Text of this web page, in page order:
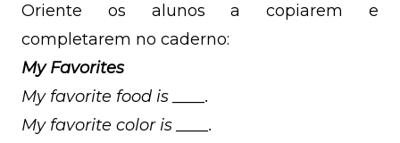
Oriente os alunos a copiarem e
completarem no caderno:
My Favorites
My favorite food is ____.
My favorite color is ____.